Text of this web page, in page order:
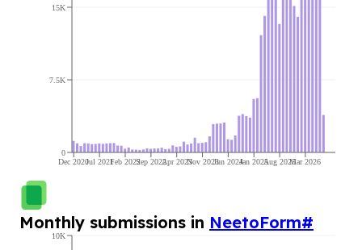
Dec 2020Jul 2021Feb 2022Sep 2022Apr 2023Nov 2023Jun 2024Jan 2025Aug 2025Mar 2026
0
7.5K
15K
Monthly submissions in NeetoForm#
10K